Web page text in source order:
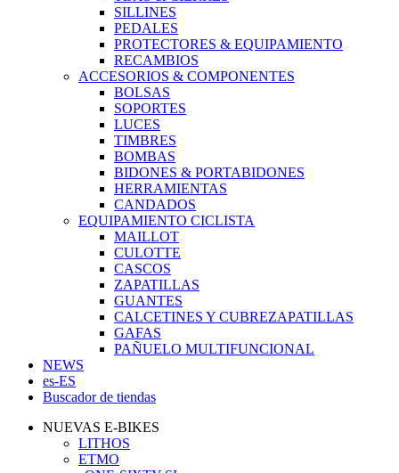
SILLINES
PEDALES
PROTECTORES & EQUIPAMIENTO
RECAMBIOS
ACCESORIOS & COMPONENTES
BOLSAS
SOPORTES
LUCES
TIMBRES
BOMBAS
BIDONES & PORTABIDONES
HERRAMIENTAS
CANDADOS
EQUIPAMIENTO CICLISTA
MAILLOT
CULOTTE
CASCOS
ZAPATILLAS
GUANTES
CALCETINES Y CUBREZAPATILLAS
GAFAS
PAÑUELO MULTIFUNCIONAL
NEWS
es-ES
Buscador de tiendas
NUEVAS E-BIKES
LITHOS
ETMO